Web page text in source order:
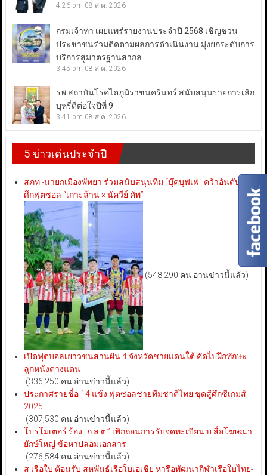
4:26 pm 08 ส.ค. 2026
กรมเจ้าท่า เผยแพร่รายงานประจำปี 2568 เชิญชวน
ประชาชนร่วมติดตามผลการดำเนินงาน มุ่งยกระดับการ
บริการสู่มาตรฐานสากล
3:45 pm 08 ส.ค. 2026
รพ.สถาบันโรคไตภูมิราชนครินทร์ สนับสนุนรายการเลิก
บุหรี่ดีต่อใจปีที่ 9
3:41 pm 08 ส.ค. 2026
5 ข่าวเด่นประจำปี
สภท.-นายกเมืองพัทยา ร่วมสนับสนุนทีม “บุ๊คบุฟเฟ่” คว้าอันดับ 3
ศึกฟุตซอล “เกาะล้าน × นัควีย์ คัพ”
(548,290 คน อ่านข่าวนี้แล้ว)
เปิดฟุตบอลเยาวชนสานฝัน 4 จังหวัดชายแดนใต้ คัดไปฝึกทักษะ
ลูกหนังต่างแดน
(336,250 คน อ่านข่าวนี้แล้ว)
ประกาศรายชื่อ 14 แข้ง ฟุตซอลชายทีมชาติไทย ชุดสู้ศึกซีเกมส์
2025
(307,530 คน อ่านข่าวนี้แล้ว)
โปรโมเตอร์ ร้อง “ก.ล.ต.” เพิกถอนการรับจดทะเบียน บ.สื่อโฆษณา
ยักษ์ใหญ่ ข้อหาปลอมเอกสาร
(276,584 คน อ่านข่าวนี้แล้ว)
ส.เรือใบ ต้อนรับ สหพันธ์เรือใบเอเชีย หารือพัฒนากีฬาเรือใบไทย-